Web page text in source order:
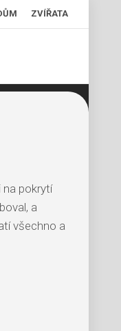
ZVÍŘATA
na pokrytí
a
všechno a